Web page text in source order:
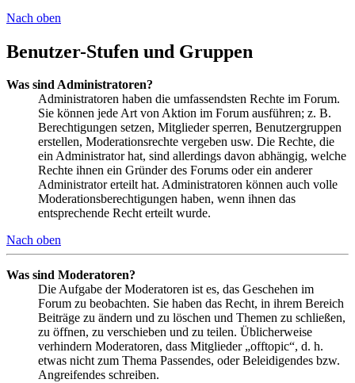
Nach oben
Benutzer-Stufen und Gruppen
Was sind Administratoren?
Administratoren haben die umfassendsten Rechte im Forum.
Sie können jede Art von Aktion im Forum ausführen; z. B.
Berechtigungen setzen, Mitglieder sperren, Benutzergruppen
erstellen, Moderationsrechte vergeben usw. Die Rechte, die
ein Administrator hat, sind allerdings davon abhängig, welche
Rechte ihnen ein Gründer des Forums oder ein anderer
Administrator erteilt hat. Administratoren können auch volle
Moderationsberechtigungen haben, wenn ihnen das
entsprechende Recht erteilt wurde.
Nach oben
Was sind Moderatoren?
Die Aufgabe der Moderatoren ist es, das Geschehen im
Forum zu beobachten. Sie haben das Recht, in ihrem Bereich
Beiträge zu ändern und zu löschen und Themen zu schließen,
zu öffnen, zu verschieben und zu teilen. Üblicherweise
verhindern Moderatoren, dass Mitglieder „offtopic“, d. h.
etwas nicht zum Thema Passendes, oder Beleidigendes bzw.
Angreifendes schreiben.